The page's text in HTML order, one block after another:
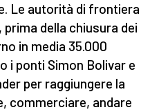
Le autorità di frontiera
della chiusura dei
in media 35.000
i ponti Simon Bolivar e
per raggiungere la
commerciare, andare